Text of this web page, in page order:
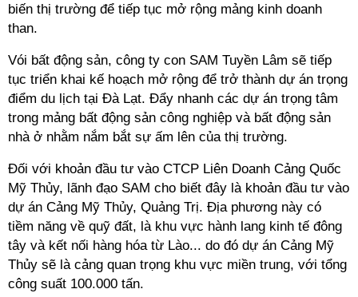
biến thị trường để tiếp tục mở rộng mảng kinh doanh
than.
Vói bất động sản, công ty con SAM Tuyền Lâm sẽ tiếp
tục triển khai kế hoạch mở rộng để trở thành dự án trọng
điểm du lịch tại Đà Lạt. Đẩy nhanh các dự án trọng tâm
trong mảng bất động sản công nghiệp và bất động sản
nhà ở nhằm nắm bắt sự ấm lên của thị trường.
Đối với khoản đầu tư vào CTCP Liên Doanh Cảng Quốc
Mỹ Thủy, lãnh đạo SAM cho biết đây là khoản đầu tư vào
dự án Cảng Mỹ Thủy, Quảng Trị. Địa phương này có
tiềm năng về quỹ đất, là khu vực hành lang kinh tế đông
tây và kết nối hàng hóa từ Lào... do đó dự án Cảng Mỹ
Thủy sẽ là cảng quan trọng khu vực miền trung, với tổng
công suất 100.000 tấn.